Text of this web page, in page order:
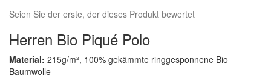
Seien Sie der erste, der dieses Produkt bewertet
Herren Bio Piqué Polo
Material: 215g/m², 100% gekämmte ringgesponnene Bio
Baumwolle